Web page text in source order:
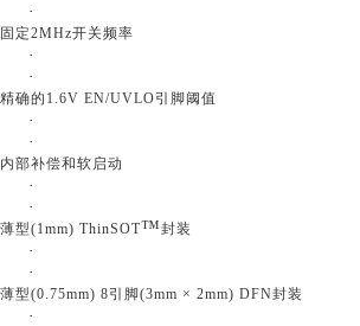
·
固定2MHz开关频率
·
·
精确的 1.6V EN/UVLO引脚阈值
·
·
内部补偿和软启动
·
·
薄型(1mm) ThinSOT™封装
·
·
薄型(0.75mm) 8引脚(3mm × 2mm) DFN封装
·